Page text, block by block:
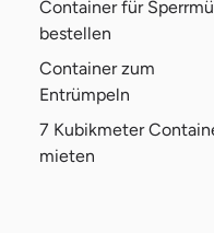
Container für
bestellen
Container zum
Entrümpeln
7 Kubikmeter
mieten